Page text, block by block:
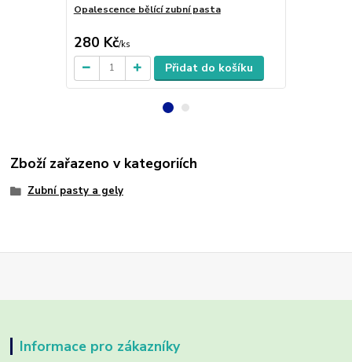
Opalescence bělící zubní pasta
280 Kč/ks
Přidat do košíku
Zboží zařazeno v kategoriích
Zubní pasty a gely
Informace pro zákazníky